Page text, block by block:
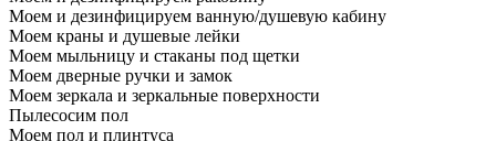
Моем и дезинфицируем ванную/душевую кабину
Моем краны и душевые лейки
Моем мыльницу и стаканы под щетки
Моем дверные ручки и замок
Моем зеркала и зеркальные поверхности
Пылесосим пол
Моем пол и плинтуса